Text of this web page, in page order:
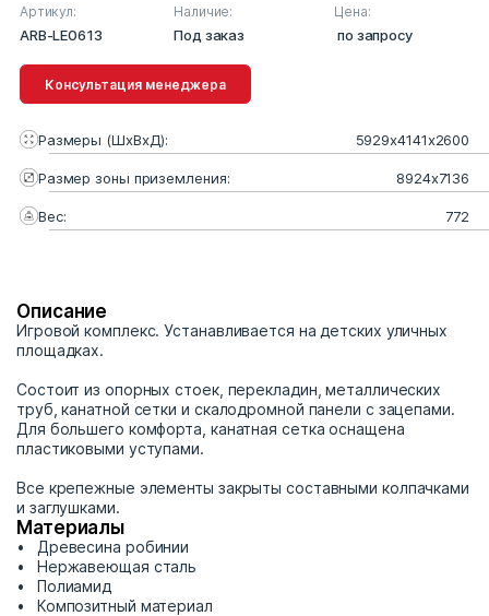
Артикул:
ARB-LE0613
Наличие:
Под заказ
Цена:
по запросу
Консультация менеджера
Размеры (ШхВхД): 5929x4141х2600
Размер зоны приземления: 8924х7136
Вес: 772
Описание
Игровой комплекс. Устанавливается на детских уличных
площадках.
Состоит из опорных стоек, перекладин, металлических
труб, канатной сетки и скалодромной панели с зацепами.
Для большего комфорта, канатная сетка оснащена
пластиковыми уступами.
Все крепежные элементы закрыты составными колпачками
и заглушками.
Материалы
Древесина робинии
Нержавеющая сталь
Полиамид
Композитный материал